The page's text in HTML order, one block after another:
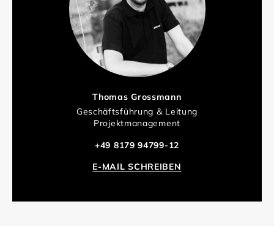
Thomas Grossmann
Geschäftsführung & Leitung
Projektmanagement
+49 8179 94799-12
E-MAIL SCHREIBEN